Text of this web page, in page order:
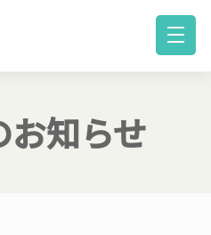
知らせ